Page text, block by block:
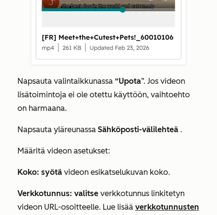
Napsauta valintaikkunassa ”Upota”. Jos videon
lisätoimintoja ei ole otettu käyttöön, vaihtoehto
on harmaana.
Napsauta yläreunassa Sähköposti-välilehteä .
Määritä videon asetukset:
Koko: syötä videon esikatselukuvan koko.
Verkkotunnus: valitse verkkotunnus linkitetyn
videon URL-osoitteelle. Lue lisää verkkotunnusten